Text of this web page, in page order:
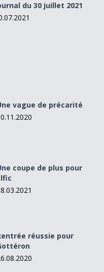
du 30 juillet 2021
vague de précarité
coupe de plus pour
réussie pour